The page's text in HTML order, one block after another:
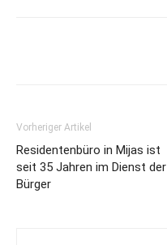
Vorheriger Artikel
Residentenbüro in Mijas ist
seit 35 Jahren im Dienst der
Bürger